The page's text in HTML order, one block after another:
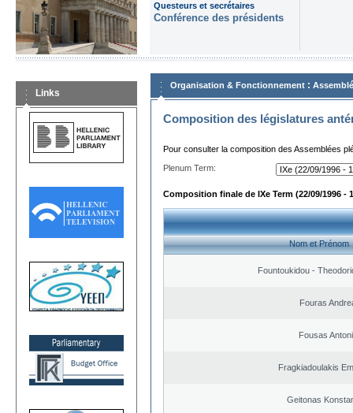
Questeurs et secrétaires
Conférence des présidents
Links
Organisation & Fonctionnement :
Composition des législatures
Pour consulter la composition des Assemblées
Plenum Term:
Composition finale de IXe Term (22/09/1996 -
Nom et Prénom
Fountoukidou -
Fouras
Fousas
Fragkiadoulakis
Geitonas